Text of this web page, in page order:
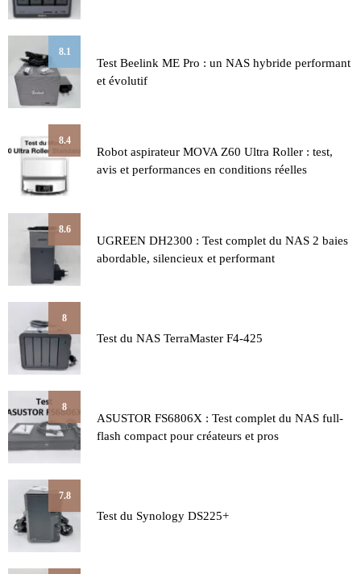
8.1
Test Beelink ME Pro : un NAS hybride performant
et évolutif
8.4
Robot aspirateur MOVA Z60 Ultra Roller : test,
avis et performances en conditions réelles
8.6
UGREEN DH2300 : Test complet du NAS 2 baies
abordable, silencieux et performant
8
Test du NAS TerraMaster F4-425
8
ASUSTOR FS6806X : Test complet du NAS full-
flash compact pour créateurs et pros
7.8
Test du Synology DS225+